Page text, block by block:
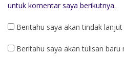
untuk komentar saya berikutnya.
Beritahu saya akan tindak
Beritahu saya akan tulisan baru